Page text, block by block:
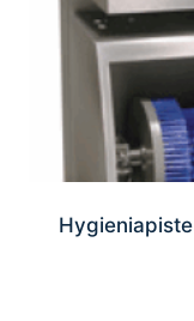
Hygieniapiste